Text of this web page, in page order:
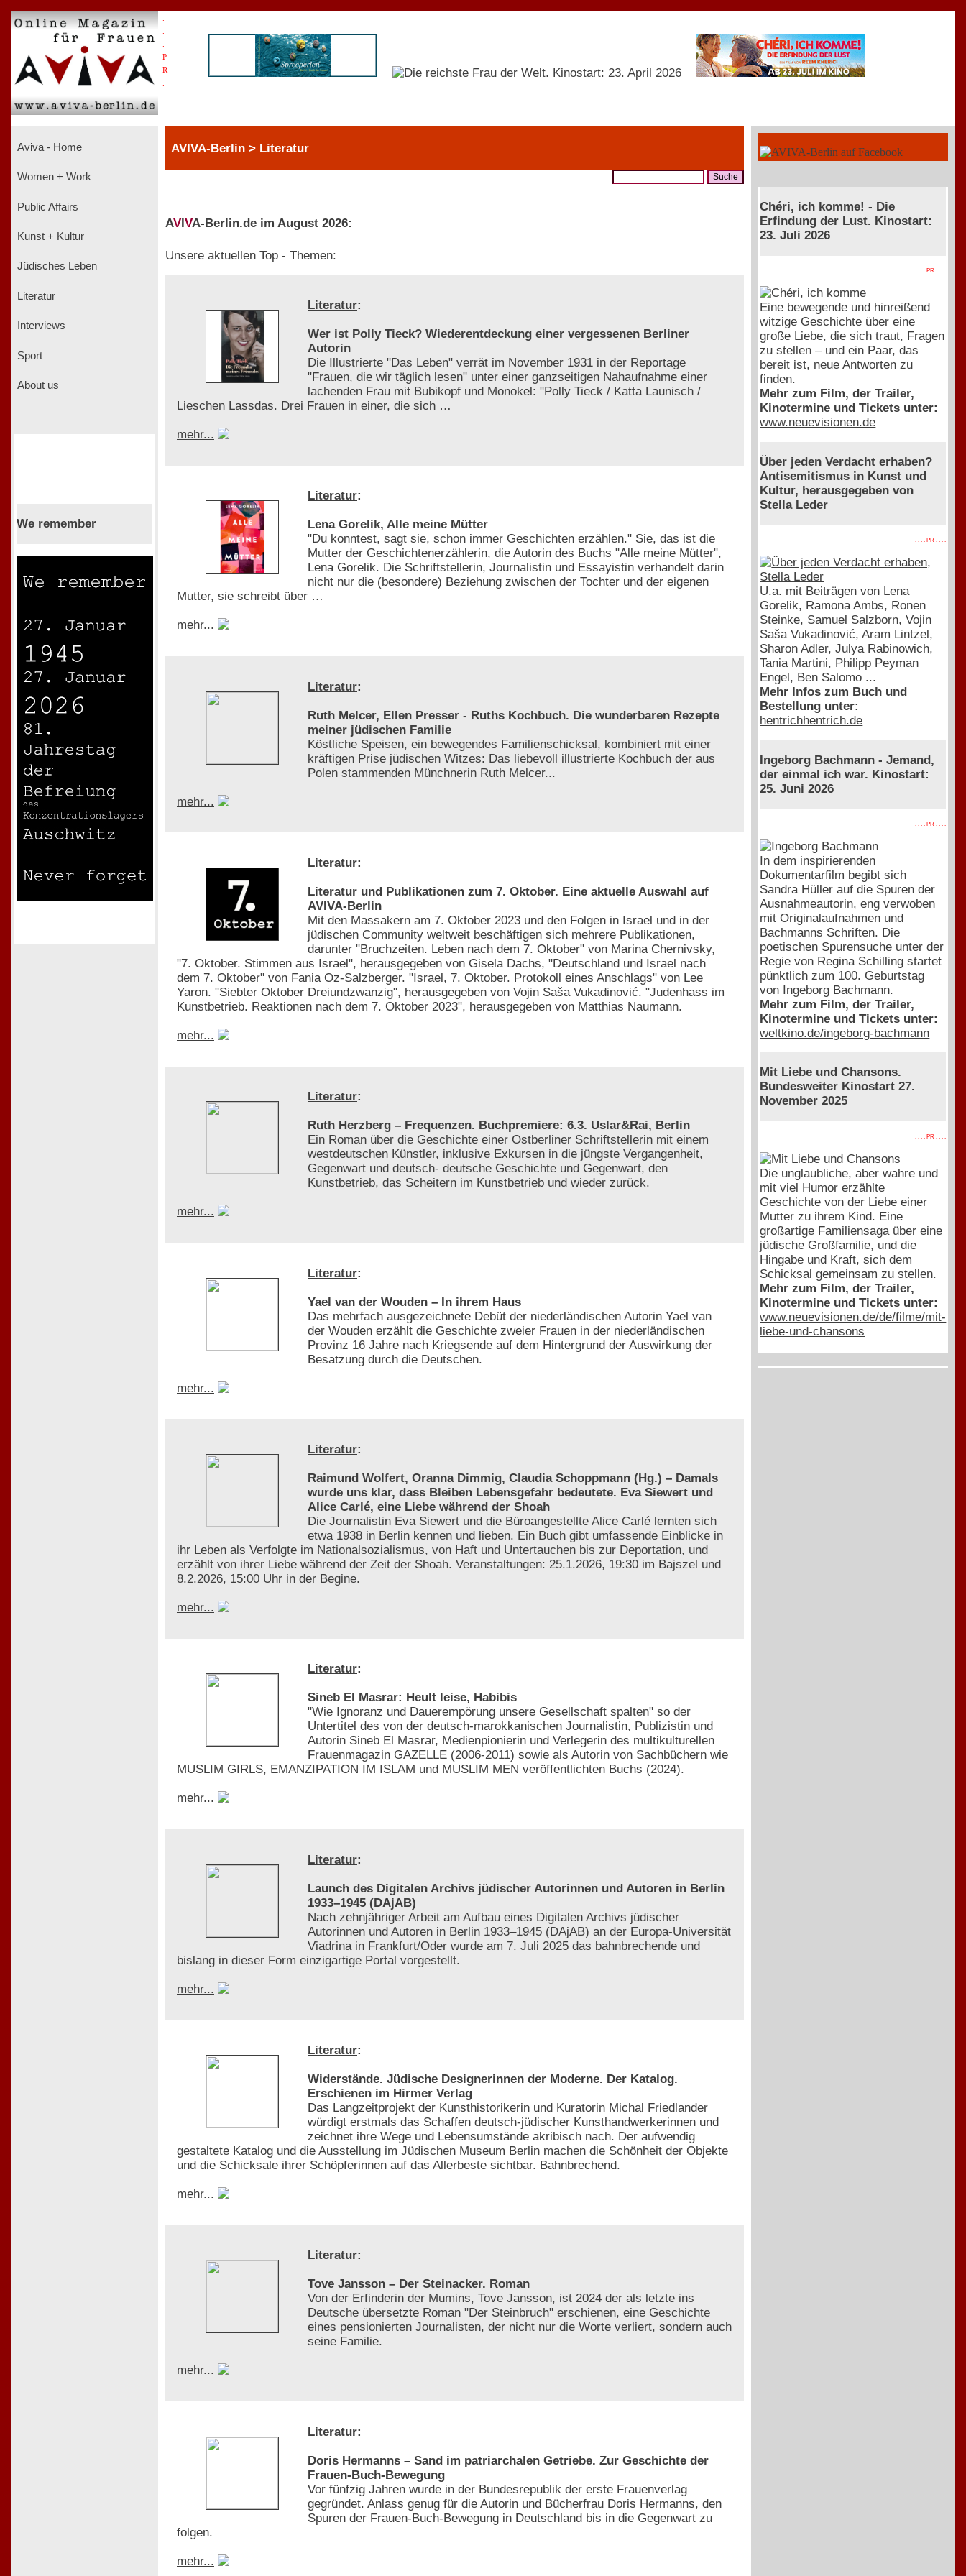
P
R
Aviva - Home
Women + Work
Public Affairs
Kunst + Kultur
Jüdisches Leben
Literatur
Interviews
Sport
About us
We remember
AVIVA-Berlin > Literatur
AVIVA-Berlin.de im August 2026:
Unsere aktuellen Top - Themen:
Literatur:
Wer ist Polly Tieck? Wiederentdeckung einer vergessenen Berliner
Autorin
Die Illustrierte "Das Leben" verrät im November 1931 in der Reportage
"Frauen, die wir täglich lesen" unter einer ganzseitigen Nahaufnahme einer
lachenden Frau mit Bubikopf und Monokel: "Polly Tieck / Katta Launisch /
Lieschen Lassdas. Drei Frauen in einer, die sich …
mehr...
Literatur:
Lena Gorelik, Alle meine Mütter
"Du konntest, sagt sie, schon immer Geschichten erzählen." Sie, das ist die
Mutter der Geschichtenerzählerin, die Autorin des Buchs "Alle meine Mütter",
Lena Gorelik. Die Schriftstellerin, Journalistin und Essayistin verhandelt darin
nicht nur die (besondere) Beziehung zwischen der Tochter und der eigenen
Mutter, sie schreibt über …
mehr...
Literatur:
Ruth Melcer, Ellen Presser - Ruths Kochbuch. Die wunderbaren Rezepte
meiner jüdischen Familie
Köstliche Speisen, ein bewegendes Familienschicksal, kombiniert mit einer
kräftigen Prise jüdischen Witzes: Das liebevoll illustrierte Kochbuch der aus
Polen stammenden Münchnerin Ruth Melcer...
mehr...
Literatur:
Literatur und Publikationen zum 7. Oktober. Eine aktuelle Auswahl auf
AVIVA-Berlin
Mit den Massakern am 7. Oktober 2023 und den Folgen in Israel und in der
jüdischen Community weltweit beschäftigen sich mehrere Publikationen,
darunter "Bruchzeiten. Leben nach dem 7. Oktober" von Marina Chernivsky,
"7. Oktober. Stimmen aus Israel", herausgegeben von Gisela Dachs, "Deutschland und Israel nach
dem 7. Oktober" von Fania Oz-Salzberger. "Israel, 7. Oktober. Protokoll eines Anschlags" von Lee
Yaron. "Siebter Oktober Dreiundzwanzig", herausgegeben von Vojin Saša Vukadinović. "Judenhass im
Kunstbetrieb. Reaktionen nach dem 7. Oktober 2023", herausgegeben von Matthias Naumann.
mehr...
Literatur:
Ruth Herzberg – Frequenzen. Buchpremiere: 6.3. Uslar&Rai, Berlin
Ein Roman über die Geschichte einer Ostberliner Schriftstellerin mit einem
westdeutschen Künstler, inklusive Exkursen in die jüngste Vergangenheit,
Gegenwart und deutsch- deutsche Geschichte und Gegenwart, den
Kunstbetrieb, das Scheitern im Kunstbetrieb und wieder zurück.
mehr...
Literatur:
Yael van der Wouden – In ihrem Haus
Das mehrfach ausgezeichnete Debüt der niederländischen Autorin Yael van
der Wouden erzählt die Geschichte zweier Frauen in der niederländischen
Provinz 16 Jahre nach Kriegsende auf dem Hintergrund der Auswirkung der
Besatzung durch die Deutschen.
mehr...
Literatur:
Raimund Wolfert, Oranna Dimmig, Claudia Schoppmann (Hg.) – Damals
wurde uns klar, dass Bleiben Lebensgefahr bedeutete. Eva Siewert und
Alice Carlé, eine Liebe während der Shoah
Die Journalistin Eva Siewert und die Büroangestellte Alice Carlé lernten sich
etwa 1938 in Berlin kennen und lieben. Ein Buch gibt umfassende Einblicke in
ihr Leben als Verfolgte im Nationalsozialismus, von Haft und Untertauchen bis zur Deportation, und
erzählt von ihrer Liebe während der Zeit der Shoah. Veranstaltungen: 25.1.2026, 19:30 im Bajszel und
8.2.2026, 15:00 Uhr in der Begine.
mehr...
Literatur:
Sineb El Masrar: Heult leise, Habibis
"Wie Ignoranz und Dauerempörung unsere Gesellschaft spalten" so der
Untertitel des von der deutsch-marokkanischen Journalistin, Publizistin und
Autorin Sineb El Masrar, Medienpionierin und Verlegerin des multikulturellen
Frauenmagazin GAZELLE (2006-2011) sowie als Autorin von Sachbüchern wie
MUSLIM GIRLS, EMANZIPATION IM ISLAM und MUSLIM MEN veröffentlichten Buchs (2024).
mehr...
Literatur:
Launch des Digitalen Archivs jüdischer Autorinnen und Autoren in Berlin
1933–1945 (DAjAB)
Nach zehnjähriger Arbeit am Aufbau eines Digitalen Archivs jüdischer
Autorinnen und Autoren in Berlin 1933–1945 (DAjAB) an der Europa-Universität
Viadrina in Frankfurt/Oder wurde am 7. Juli 2025 das bahnbrechende und
bislang in dieser Form einzigartige Portal vorgestellt.
mehr...
Literatur:
Widerstände. Jüdische Designerinnen der Moderne. Der Katalog.
Erschienen im Hirmer Verlag
Das Langzeitprojekt der Kunsthistorikerin und Kuratorin Michal Friedlander
würdigt erstmals das Schaffen deutsch-jüdischer Kunsthandwerkerinnen und
zeichnet ihre Wege und Lebensumstände akribisch nach. Der aufwendig
gestaltete Katalog und die Ausstellung im Jüdischen Museum Berlin machen die Schönheit der Objekte
und die Schicksale ihrer Schöpferinnen auf das Allerbeste sichtbar. Bahnbrechend.
mehr...
Literatur:
Tove Jansson – Der Steinacker. Roman
Von der Erfinderin der Mumins, Tove Jansson, ist 2024 der als letzte ins
Deutsche übersetzte Roman "Der Steinbruch" erschienen, eine Geschichte
eines pensionierten Journalisten, der nicht nur die Worte verliert, sondern auch
seine Familie.
mehr...
Literatur:
Doris Hermanns – Sand im patriarchalen Getriebe. Zur Geschichte der
Frauen-Buch-Bewegung
Vor fünfzig Jahren wurde in der Bundesrepublik der erste Frauenverlag
gegründet. Anlass genug für die Autorin und Bücherfrau Doris Hermanns, den
Spuren der Frauen-Buch-Bewegung in Deutschland bis in die Gegenwart zu
folgen.
mehr...
Chéri, ich komme! - Die
Erfindung der Lust. Kinostart:
23. Juli 2026
. . . . PR . . . .
Eine bewegende und hinreißend
witzige Geschichte über eine
große Liebe, die sich traut, Fragen
zu stellen – und ein Paar, das
bereit ist, neue Antworten zu
finden.
Mehr zum Film, der Trailer,
Kinotermine und Tickets unter:
www.neuevisionen.de
Über jeden Verdacht erhaben?
Antisemitismus in Kunst und
Kultur, herausgegeben von
Stella Leder
. . . . PR . . . .
U.a. mit Beiträgen von Lena
Gorelik, Ramona Ambs, Ronen
Steinke, Samuel Salzborn, Vojin
Saša Vukadinović, Aram Lintzel,
Sharon Adler, Julya Rabinowich,
Tania Martini, Philipp Peyman
Engel, Ben Salomo ...
Mehr Infos zum Buch und
Bestellung unter:
hentrichhentrich.de
Ingeborg Bachmann - Jemand,
der einmal ich war. Kinostart:
25. Juni 2026
. . . . PR . . . .
In dem inspirierenden
Dokumentarfilm begibt sich
Sandra Hüller auf die Spuren der
Ausnahmeautorin, eng verwoben
mit Originalaufnahmen und
Bachmanns Schriften. Die
poetischen Spurensuche unter der
Regie von Regina Schilling startet
pünktlich zum 100. Geburtstag
von Ingeborg Bachmann.
Mehr zum Film, der Trailer,
Kinotermine und Tickets unter:
weltkino.de/ingeborg-bachmann
Mit Liebe und Chansons.
Bundesweiter Kinostart 27.
November 2025
. . . . PR . . . .
Die unglaubliche, aber wahre und
mit viel Humor erzählte
Geschichte von der Liebe einer
Mutter zu ihrem Kind. Eine
großartige Familiensaga über eine
jüdische Großfamilie, und die
Hingabe und Kraft, sich dem
Schicksal gemeinsam zu stellen.
Mehr zum Film, der Trailer,
Kinotermine und Tickets unter:
www.neuevisionen.de/de/filme/mit-
liebe-und-chansons